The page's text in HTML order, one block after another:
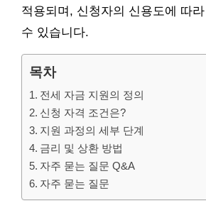
적용되며, 신청자의 신용도에 따
수 있습니다.
목차
전세 자금 지원의 정의
신청 자격 조건은?
지원 과정의 세부 단계
금리 및 상환 방법
자주 묻는 질문 Q&A
자주 묻는 질문